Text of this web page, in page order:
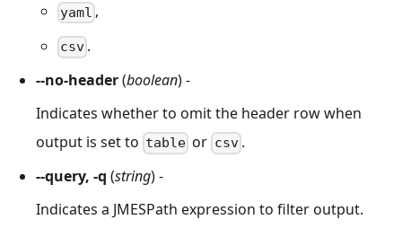
yaml ,
csv .
--no-header(boolean) -
Indicates whether to omit the header row when
output is set to table or csv.
--query, -q (string) -
Indicates a JMESPath expression to filter output.